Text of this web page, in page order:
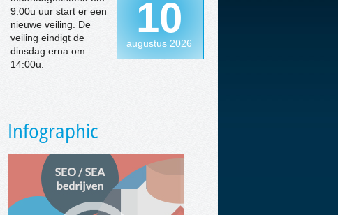
9:00u uur start er een
nieuwe veiling. De
veiling eindigt de
dinsdag erna om
14:00u.
10
augustus 2026
Infographic